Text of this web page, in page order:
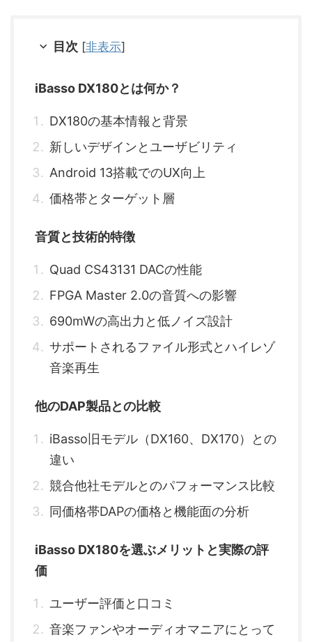
目次 [非表示]
iBasso DX180とは何か？
DX180の基本情報と背景
新しいデザインとユーザビリティ
Android 13搭載でのUX向上
価格帯とターゲット層
音質と技術的特徴
Quad CS43131 DACの性能
FPGA Master 2.0の音質への影響
690mWの高出力と低ノイズ設計
サポートされるファイル形式とハイレゾ
音楽再生
他のDAP製品との比較
iBasso旧モデル（DX160、DX170）との
違い
競合他社モデルとのパフォーマンス比較
同価格帯DAPの価格と機能面の分析
iBasso DX180を選ぶメリットと実際の評
価
ユーザー評価と口コミ
音楽ファンやオーディオマニアにとって